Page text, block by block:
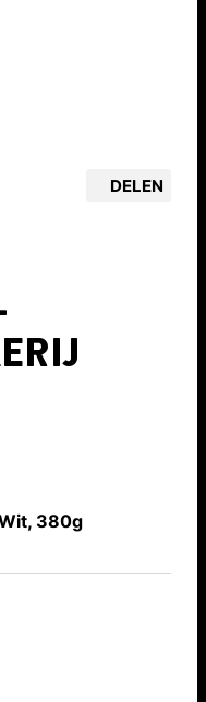
DELEN
380g